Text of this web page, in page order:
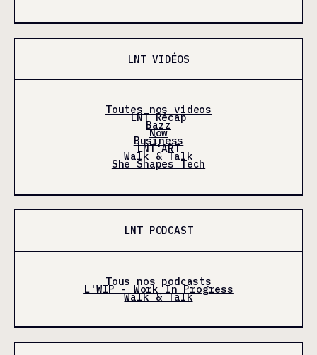
LNT VIDÉOS
Toutes nos videos
LNT Récap
Bazz
Now
Business
LNT'ART
Walk & Talk
She Shapes Tech
LNT PODCAST
Tous nos podcasts
L'WIP - Work In Progress
Walk & Talk